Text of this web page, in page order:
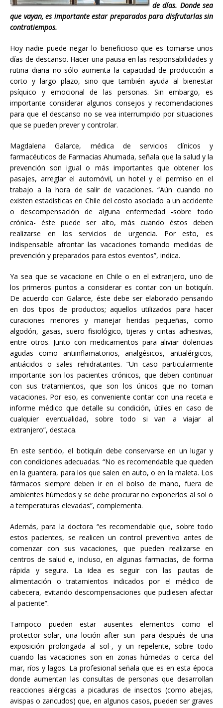
de días. Donde sea
que vayan, es importante estar preparados para disfrutarlas sin
contratiempos.
Hoy nadie puede negar lo beneficioso que es tomarse unos
días de descanso. Hacer una pausa en las responsabilidades y
rutina diaria no sólo aumenta la capacidad de producción a
corto y largo plazo, sino que también ayuda al bienestar
psíquico y emocional de las personas. Sin embargo, es
importante considerar algunos consejos y recomendaciones
para que el descanso no se vea interrumpido por situaciones
que se pueden prever y controlar.
Magdalena Galarce, médica de servicios clínicos y
farmacéuticos de Farmacias Ahumada, señala que la salud y la
prevención son igual o más importantes que obtener los
pasajes, arreglar el automóvil, un hotel y el permiso en el
trabajo a la hora de salir de vacaciones. “Aún cuando no
existen estadísticas en Chile del costo asociado a un accidente
o descompensación de alguna enfermedad -sobre todo
crónica- éste puede ser alto, más cuando éstos deben
realizarse en los servicios de urgencia. Por esto, es
indispensable afrontar las vacaciones tomando medidas de
prevención y preparados para estos eventos”, indica.
Ya sea que se vacacione en Chile o en el extranjero, uno de
los primeros puntos a considerar es contar con un botiquín.
De acuerdo con Galarce, éste debe ser elaborado pensando
en dos tipos de productos; aquellos utilizados para hacer
curaciones menores y manejar heridas pequeñas, como
algodón, gasas, suero fisiológico, tijeras y cintas adhesivas,
entre otros. Junto con medicamentos para aliviar dolencias
agudas como antiinflamatorios, analgésicos, antialérgicos,
antiácidos o sales rehidratantes. “Un caso particularmente
importante son los pacientes crónicos, que deben continuar
con sus tratamientos, que son los únicos que no toman
vacaciones. Por eso, es conveniente contar con una receta e
informe médico que detalle su condición, útiles en caso de
cualquier eventualidad, sobre todo si van a viajar al
extranjero”, destaca.
En este sentido, el botiquín debe conservarse en un lugar y
con condiciones adecuadas. “No es recomendable que queden
en la guantera, para los que salen en auto, o en la maleta. Los
fármacos siempre deben ir en el bolso de mano, fuera de
ambientes húmedos y se debe procurar no exponerlos al sol o
a temperaturas elevadas”, complementa.
Además, para la doctora “es recomendable que, sobre todo
estos pacientes, se realicen un control preventivo antes de
comenzar con sus vacaciones, que pueden realizarse en
centros de salud e, incluso, en algunas farmacias, de forma
rápida y segura. La idea es seguir con las pautas de
alimentación o tratamientos indicados por el médico de
cabecera, evitando descompensaciones que pudiesen afectar
al paciente”.
Tampoco pueden estar ausentes elementos como el
protector solar, una loción after sun -para después de una
exposición prolongada al sol-, y un repelente, sobre todo
cuando las vacaciones son en zonas húmedas o cerca del
mar, ríos y lagos. La profesional señala que es en esta época
donde aumentan las consultas de personas que desarrollan
reacciones alérgicas a picaduras de insectos (como abejas,
avispas o zancudos) que, en algunos casos, pueden ser graves